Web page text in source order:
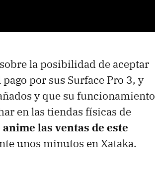
la posibilidad de aceptar
por sus Surface Pro 3, y
y que su funcionamiento
en las tiendas físicas de
las ventas de este
unos minutos en Xataka.